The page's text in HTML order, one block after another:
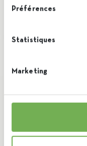
Préférences
Statistiques
Marketing
Vous avez ce
N’hésitez